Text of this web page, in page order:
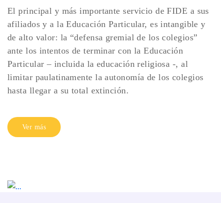
El principal y más importante servicio de FIDE a sus
afiliados y a la Educación Particular, es intangible y
de alto valor: la “defensa gremial de los colegios”
ante los intentos de terminar con la Educación
Particular – incluida la educación religiosa -, al
limitar paulatinamente la autonomía de los colegios
hasta llegar a su total extinción.
Ver más